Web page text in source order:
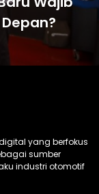
yang berfokus
sumber
industri otomotif